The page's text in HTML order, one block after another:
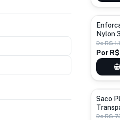
Nylon
DeR$
Por
Saco
1kg -
DeR$